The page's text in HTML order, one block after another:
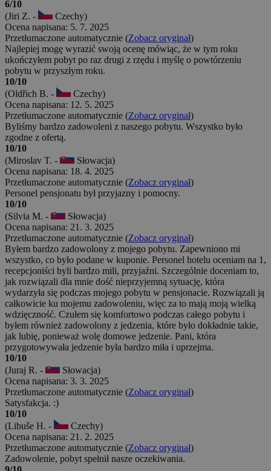
6/10
(Jiri Z. -
Czechy)
Ocena napisana: 5. 7. 2025
Przetłumaczone automatycznie (Zobacz oryginał)
Najlepiej mogę wyrazić swoją ocenę mówiąc, że w tym roku
ukończyłem pobyt po raz drugi z rzędu i myślę o powtórzeniu
pobytu w przyszłym roku.
10/10
(Oldřich B. -
Czechy)
Ocena napisana: 12. 5. 2025
Przetłumaczone automatycznie (Zobacz oryginał)
Byliśmy bardzo zadowoleni z naszego pobytu. Wszystko było
zgodne z ofertą.
10/10
(Miroslav T. -
Słowacja)
Ocena napisana: 18. 4. 2025
Przetłumaczone automatycznie (Zobacz oryginał)
Personel pensjonatu był przyjazny i pomocny.
10/10
(Silvia M. -
Słowacja)
Ocena napisana: 21. 3. 2025
Przetłumaczone automatycznie (Zobacz oryginał)
Byłem bardzo zadowolony z mojego pobytu. Zapewniono mi
wszystko, co było podane w kuponie. Personel hotelu oceniam na 1,
recepcjoniści byli bardzo mili, przyjaźni. Szczególnie doceniam to,
jak rozwiązali dla mnie dość nieprzyjemną sytuację, która
wydarzyła się podczas mojego pobytu w pensjonacie. Rozwiązali ją
całkowicie ku mojemu zadowoleniu, więc za to mają moją wielką
wdzięczność. Czułem się komfortowo podczas całego pobytu i
byłem również zadowolony z jedzenia, które było dokładnie takie,
jak lubię, ponieważ wolę domowe jedzenie. Pani, która
przygotowywała jedzenie była bardzo miła i uprzejma.
10/10
(Juraj R. -
Słowacja)
Ocena napisana: 3. 3. 2025
Przetłumaczone automatycznie (Zobacz oryginał)
Satysfakcja. :)
10/10
(Libuše H. -
Czechy)
Ocena napisana: 21. 2. 2025
Przetłumaczone automatycznie (Zobacz oryginał)
Zadowolenie, pobyt spełnił nasze oczekiwania.